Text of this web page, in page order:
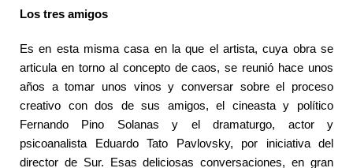
Los tres amigos
Es en esta misma casa en la que el artista, cuya obra se
articula en torno al concepto de caos, se reunió hace unos
años a tomar unos vinos y conversar sobre el proceso
creativo con dos de sus amigos, el cineasta y político
Fernando Pino Solanas y el dramaturgo, actor y
psicoanalista Eduardo Tato Pavlovsky, por iniciativa del
director de Sur. Esas deliciosas conversaciones, en gran